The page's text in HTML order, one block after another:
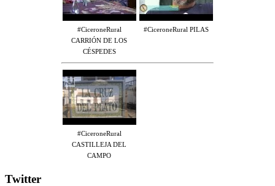
#CiceroneRural
CARRIÓN DE LOS
CÉSPEDES
#CiceroneRural PILAS
#CiceroneRural
CASTILLEJA DEL
CAMPO
Twitter